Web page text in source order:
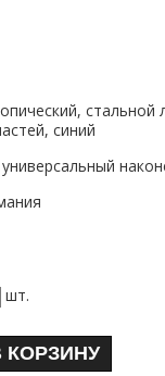
стальной
синий
шт.
КОРЗИНУ